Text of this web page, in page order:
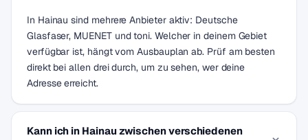
In Hainau sind mehrere Anbieter aktiv: Deutsche
Glasfaser, MUENET und toni. Welcher in deinem Gebiet
verfügbar ist, hängt vom Ausbauplan ab. Prüf am besten
direkt bei allen drei durch, um zu sehen, wer deine
Adresse erreicht.
Kann ich in Hainau zwischen verschiedenen